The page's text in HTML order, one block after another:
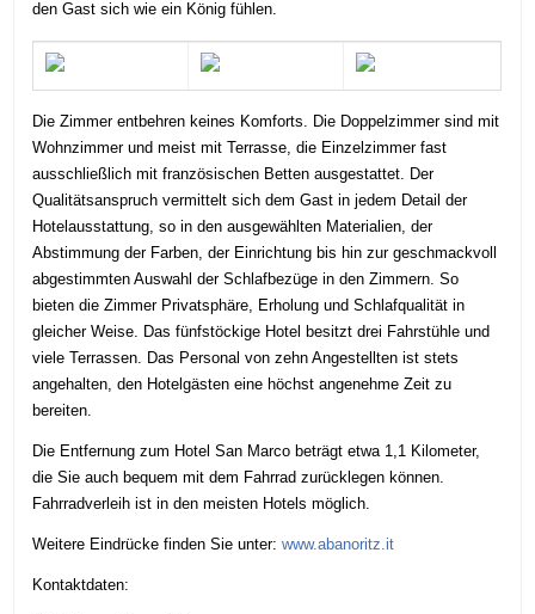
den Gast sich wie ein König fühlen.
Die Zimmer entbehren keines Komforts. Die Doppelzimmer sind mit
Wohnzimmer und meist mit Terrasse, die Einzelzimmer fast
ausschließlich mit französischen Betten ausgestattet. Der
Qualitätsanspruch vermittelt sich dem Gast in jedem Detail der
Hotelausstattung, so in den ausgewählten Materialien, der
Abstimmung der Farben, der Einrichtung bis hin zur geschmackvoll
abgestimmten Auswahl der Schlafbezüge in den Zimmern. So
bieten die Zimmer Privatsphäre, Erholung und Schlafqualität in
gleicher Weise. Das fünfstöckige Hotel besitzt drei Fahrstühle und
viele Terrassen. Das Personal von zehn Angestellten ist stets
angehalten, den Hotelgästen eine höchst angenehme Zeit zu
bereiten.
Die Entfernung zum Hotel San Marco beträgt etwa 1,1 Kilometer,
die Sie auch bequem mit dem Fahrrad zurücklegen können.
Fahrradverleih ist in den meisten Hotels möglich.
Weitere Eindrücke finden Sie unter:www.abanoritz.it
Kontaktdaten: